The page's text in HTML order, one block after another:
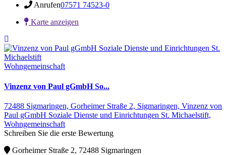
Anrufen07571 74523-0
Karte anzeigen
Wohngemeinschaft
Vinzenz von Paul gGmbH So...
72488 Sigmaringen, Gorheimer Straße 2, Sigmaringen, Vinzenz von
Paul gGmbH Soziale Dienste und Einrichtungen St. Michaelstift,
Wohngemeinschaft
Schreiben Sie die erste Bewertung
Gorheimer Straße 2, 72488 Sigmaringen